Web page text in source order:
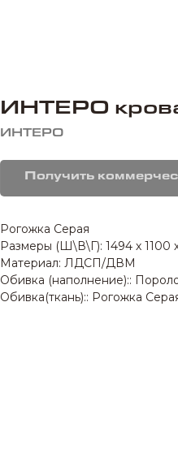
ИНТЕРО
ИНТЕРО
Получить
Рогожка Серая
Размеры (Ш\В\Г): 1494 х 1100
Материал: ЛДСП/ДВМ
Обивка (наполнение)::
Обивка(ткань):: Рогожка